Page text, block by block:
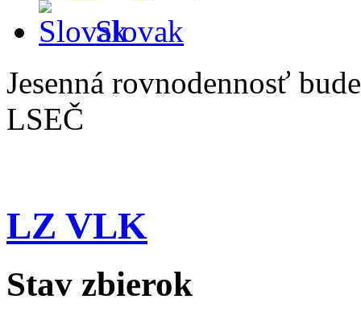
Slovak
Jesenná rovnodennosť
LSEČ
LZ VLK
Stav zbierok